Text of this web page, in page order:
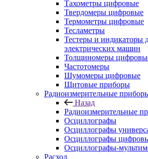
Тахометры цифровые
Твердомеры цифровые
Термометры цифровые
Тесламетры
Тестеры и индикаторы
электрических машин
Толщиномеры
Частотомеры
Шумомеры цифровые
Щитовые приборы
Радиоизмерительные
Назад
Радиоизмерительные
Осциллографы
Осциллографы
Осциллографы
Осциллографы-
Расход